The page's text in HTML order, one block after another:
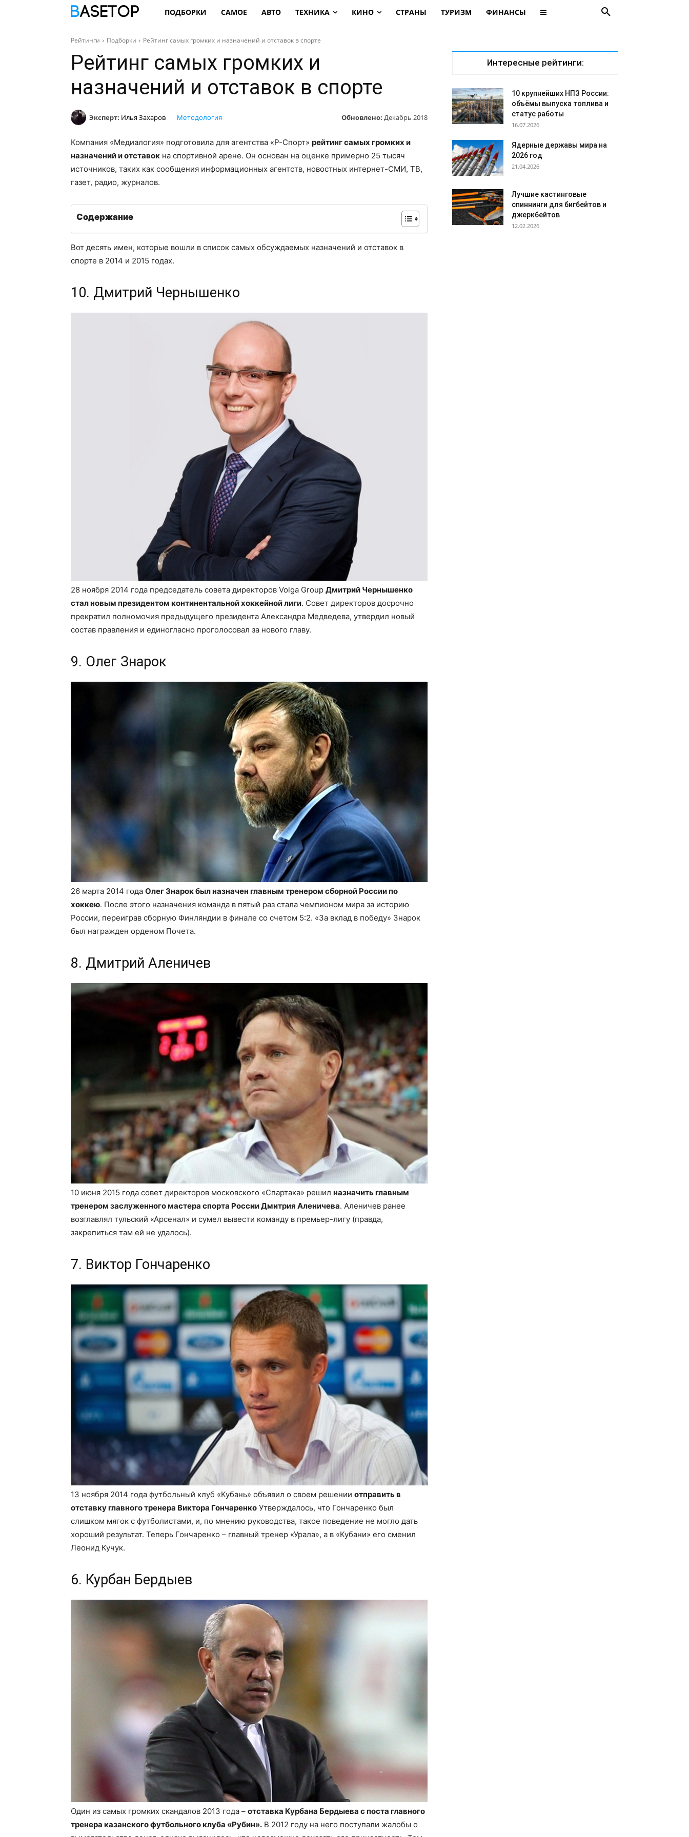
ПОДБОРКИ САМОЕ АВТО ТЕХНИКА КИНО СТРАНЫ ТУРИЗМ ФИНАНСЫ
Рейтинги Подборки Рейтинг самых громких и назначений и отставок в спорте
Рейтинг самых громких и
назначений и отставок в спорте
Эксперт: Илья Захаров Обновлено: Декабрь 2018
Методология
Компания «Медиалогия» подготовила для агентства «Р-Спорт» рейтинг самых громких и
назначений и отставок на спортивной арене. Он основан на оценке примерно 25 тысяч
источников, таких как сообщения информационных агентств, новостных интернет-СМИ, ТВ,
газет, радио, журналов.
Содержание
Вот десять имен, которые вошли в список самых обсуждаемых назначений и отставок в
спорте в 2014 и 2015 годах.
10. Дмитрий Чернышенко
28 ноября 2014 года председатель совета директоров Volga Group Дмитрий Чернышенко
стал новым президентом континентальной хоккейной лиги. Совет директоров досрочно
прекратил полномочия предыдущего президента Александра Медведева, утвердил новый
состав правления и единогласно проголосовал за нового главу.
9. Олег Знарок
26 марта 2014 года Олег Знарок был назначен главным тренером сборной России по
хоккею. После этого назначения команда в пятый раз стала чемпионом мира за историю
России, переиграв сборную Финляндии в финале со счетом 5:2. «За вклад в победу» Знарок
был награжден орденом Почета.
8. Дмитрий Аленичев
10 июня 2015 года совет директоров московского «Спартака» решил назначить главным
тренером заслуженного мастера спорта России Дмитрия Аленичева. Аленичев ранее
возглавлял тульский «Арсенал» и сумел вывести команду в премьер-лигу (правда,
закрепиться там ей не удалось).
7. Виктор Гончаренко
13 ноября 2014 года футбольный клуб «Кубань» объявил о своем решении отправить в
отставку главного тренера Виктора Гончаренко Утверждалось, что Гончаренко был
слишком мягок с футболистами, и, по мнению руководства, такое поведение не могло дать
хороший результат. Теперь Гончаренко – главный тренер «Урала», а в «Кубани» его сменил
Леонид Кучук.
6. Курбан Бердыев
Один из самых громких скандалов 2013 года – отставка Курбана Бердыева с поста главного
тренера казанского футбольного клуба «Рубин». В 2012 году на него поступали жалобы о
Интересные рейтинги:
10 крупнейших НПЗ России:
объёмы выпуска топлива и
статус работы
16.07.2026
Ядерные державы мира на
2026 год
21.04.2026
Лучшие кастинговые
спиннинги для бигбейтов и
джеркбейтов
12.02.2026